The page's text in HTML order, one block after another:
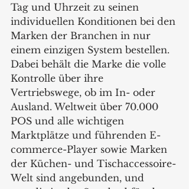
Tag und Uhrzeit zu seinen
individuellen Konditionen bei den
Marken der Branchen in nur
einem einzigen System bestellen.
Dabei behält die Marke die volle
Kontrolle über ihre
Vertriebswege, ob im In- oder
Ausland. Weltweit über 70.000
POS und alle wichtigen
Marktplätze und führenden E-
commerce-Player sowie Marken
der Küchen- und Tischaccessoire-
Welt sind angebunden, und